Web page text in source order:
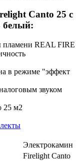
Canto 25 с
белый:
пламени REAL FIRE
в режиме "эффект
звуком
25 м2
Электрокамин
Firelight Canto